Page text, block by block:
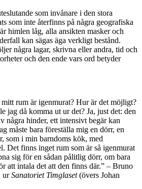
som invånare i den stora
som inte återfinns på några geografiska
himlen låg, alla ansikten masker och
kan sägas äga verkligt bestånd.
några lagar, skrivna eller andra, tid och
och den ende vars ord betyder
rum är igenmurat? Hur är det möjligt?
jag då komma ut ur det? Ja, just det: den
några hinder, ett intensivt begär kan
måste bara föreställa mig en dörr, en
som i min barndoms kök, med
Det finns inget rum som är så igenmurat
sig för en sådan pålitlig dörr, om bara
att intala det att den finns där.” – Bruno
urSanatoriet Timglaset(övers Johan